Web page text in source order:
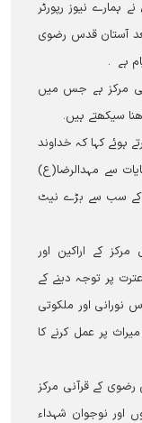
نے ہمارے نیوز رپورٹر
بعد آستان قدس رضوی
ہے ۔
مرکز ہے جس میں
سیکھتے ہیں۔
ہوئے کہا کہ خداوند
سے مہدالرضا(ع)
کے سب سے بڑے نیٹ
کے اراکین اور
پر توجہ دینے کے
نورانی اور ملکوتی
پر عمل کرنے کا
کے قرآنی مرکز
اور نوجوان شہداء